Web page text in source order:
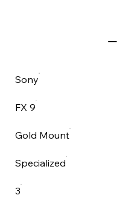
Sony
FX 9
Gold Mount
Specialized
3